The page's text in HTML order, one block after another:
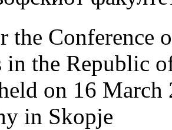
the Conference
in the Republic
on 16 March
in Skopje